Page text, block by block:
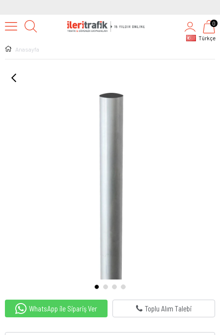
Türkçe
0
Anasayfa
WhatsApp ile Sipariş Ver Toplu Alım Talebi